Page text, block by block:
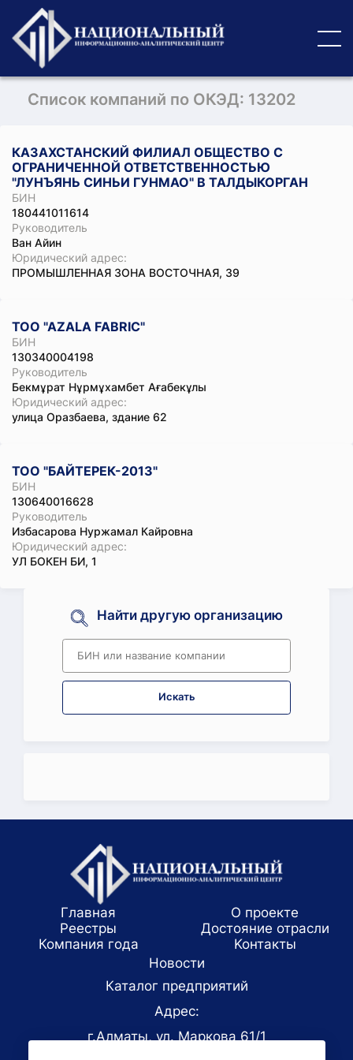
Список компаний по ОКЭД: 13202
КАЗАХСТАНСКИЙ ФИЛИАЛ ОБЩЕСТВО С
ОГРАНИЧЕННОЙ ОТВЕТСТВЕННОСТЬЮ
"ЛУНЪЯНЬ СИНЬИ ГУНМАО" В ТАЛДЫКОРГАН
БИН
180441011614
Руководитель
Ван Айин
Юридический адрес:
ПРОМЫШЛЕННАЯ ЗОНА ВОСТОЧНАЯ, 39
ТОО "АZALA FABRIC"
БИН
130340004198
Руководитель
Бекмұрат Нұрмұхамбет Ағабекұлы
Юридический адрес:
улица Оразбаева, здание 62
ТОО "БАЙТЕРЕК-2013"
БИН
130640016628
Руководитель
Избасарова Нуржамал Кайровна
Юридический адрес:
УЛ БОКЕН БИ, 1
Найти другую организацию
Искать
Главная
О проекте
Реестры
Достояние отрасли
Компания года
Koнтaкты
Новости
Каталог предприятий
Адрес:
г.Алматы, ул. Маркова 61/1